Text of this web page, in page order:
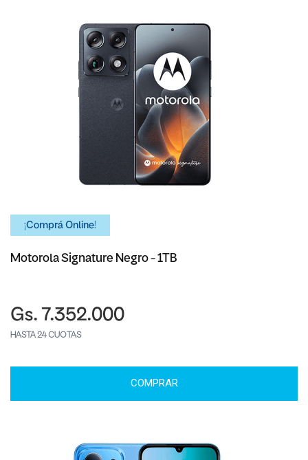
¡Comprá Online!
Motorola Signature Negro - 1TB
Gs. 7.352.000
HASTA 24 CUOTAS
COMPRAR